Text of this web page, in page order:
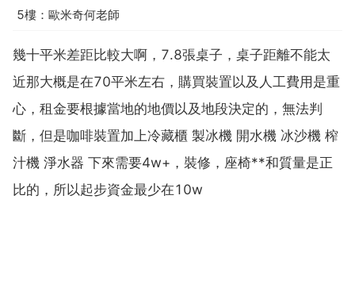
5樓：歐米奇何老師
幾十平米差距比較大啊，7.8張桌子，桌子距離不能太
近那大概是在70平米左右，購買裝置以及人工費用是重
心，租金要根據當地的地價以及地段決定的，無法判
斷，但是咖啡裝置加上冷藏櫃 製冰機 開水機 冰沙機 榨
汁機 淨水器 下來需要4w+，裝修，座椅**和質量是正
比的，所以起步資金最少在10w